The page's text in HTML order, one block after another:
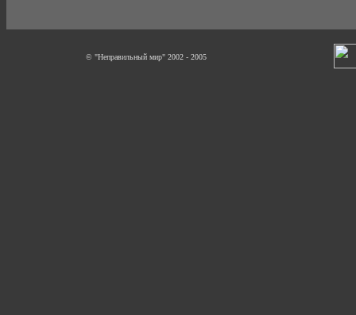
© "Неправильный мир" 2002 - 2005